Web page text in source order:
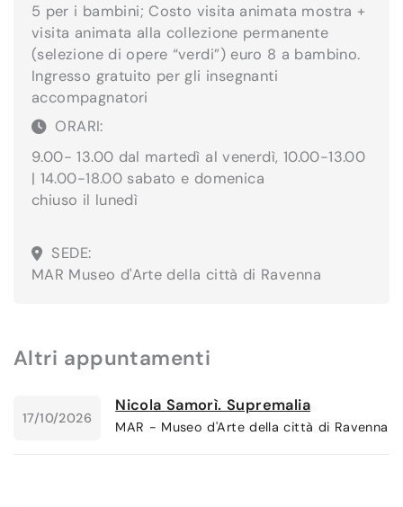
5 per i bambini; Costo visita animata mostra +
visita animata alla collezione permanente
(selezione di opere “verdi”) euro 8 a bambino.
Ingresso gratuito per gli insegnanti
accompagnatori
ORARI:
9.00- 13.00 dal martedì al venerdì, 10.00-13.00
| 14.00-18.00 sabato e domenica
chiuso il lunedì
SEDE:
MAR Museo d'Arte della città di Ravenna
Altri appuntamenti
17/10/2026
Nicola Samorì. Supremalia
MAR - Museo d'Arte della città di Ravenna